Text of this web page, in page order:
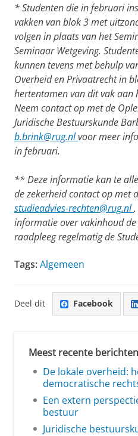
* Studenten die in februari
vakken van blok 3 met
volgen in plaats van het
Seminaar Wetgeving.
kunnen tevens met behulp
Overheid en Privaatrecht in
hertentamen van dit vak aan
Neem contact op met de
Juridische Bestuurskunde
b.brink@rug.nlvoor meer
in februari.
** Deze informatie kan te
de zekerheid contact op met
studieadvies-rechten@rug.nl
informatie over vakinhoud de
raadpleeg regelmatig de
Tags:Algemeen
Deel dit Facebook
Meest recente berichten
De lokale overheid:
democratische
Een extern
bestuur
Juridische